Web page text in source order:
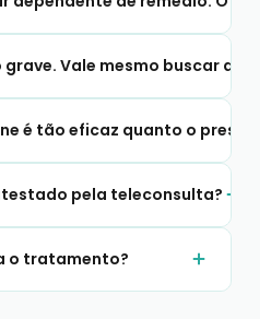
Vale mesmo buscar
é tão eficaz quanto o
pela teleconsulta?
o tratamento?